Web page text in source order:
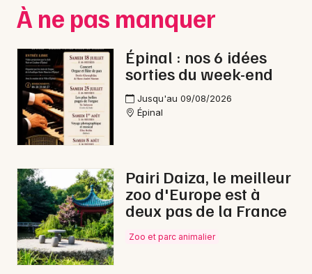
Concerts
Sports
Soirées
Sorties famille
Sorties & loisirs
Jeux dans les Vosges
Jeux en Lorraine
Nice
Paris
Strasbourg
Toulouse
Toutes les villes
À ne pas manquer
Épinal : nos 6 idées
sorties du week-end
Jusqu'au 09/08/2026
Épinal
Pairi Daiza, le meilleur
zoo d'Europe est à
deux pas de la France
Zoo et parc animalier